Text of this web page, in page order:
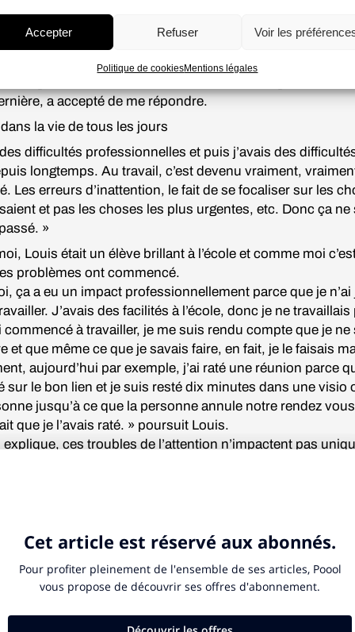
Accepter Refuser Voir les
Politique de cookiesMentions légales
à quelqu’un ayant été diagnostiqué comme souffrant
pour signifier “trouble du déficit de l’attention et/ou
pour comprendre quels sont les effets réels de ce
a accepté de me répondre.
la vie de tous les jours
difficultés professionnelles et puis j’avais des
longtemps. Au travail, c’est devenu vraiment,
Les erreurs d’inattention, le fait de se focaliser sur les
et pas les choses les plus urgentes, etc. Donc ça ne
»
Louis était un élève brillant à l’école et comme moi
problèmes ont commencé.
ça a eu un impact professionnellement parce que je n’ai
J’avais des facilités à l’école, donc je ne travaillais
commencé à travailler, je me suis rendu compte que je ne
et que même ce que je savais faire, en fait, je le faisais
aujourd’hui par exemple, j’ai raté une réunion parce
sur le bon lien et je suis resté dix minutes dans une visio
jusqu’à ce que la personne annule notre rendez
que je l’avais raté. » poursuit Louis.
ces troubles de l’attention n’impactent pas
à s’organiser sont pour lui une cause directe de
l’anxiété sociale, de l’anxiété de performance… J’ai des
qui ne sont pas un symptôme direct du TDAH,
de la même façon. »